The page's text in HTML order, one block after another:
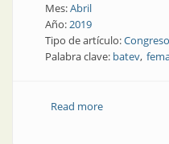
Mes:Abril
Año:2019
Tipo de artículo:
Palabra clave: batev
Read moreabout